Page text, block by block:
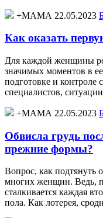
+МАМА 22.05.2023
Как оказать
Для каждой женщины
значимых моментов в
подготовке и контроле
специалистов,
+МАМА 22.05.2023
Обвисла грудь
прежние формы?
Вопрос, как подтянуть
многих женщин. Ведь,
сталкивается каждая
пола. Как лотерея,